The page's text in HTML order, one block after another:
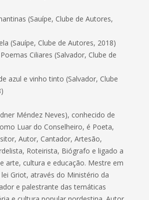
(Sauípe, Clube de Autores,
(Sauípe, Clube de Autores, 2018)
Ciliares (Salvador, Clube de
azul e vinho tinto (Salvador, Clube
Méndez Neves), conhecido de
Luar do Conselheiro, é Poeta,
Autor, Cantador, Artesão,
Roteirista, Biógrafo e ligado a
arte, cultura e educação. Mestre em
Griot, através do Ministério da
e palestrante das temáticas